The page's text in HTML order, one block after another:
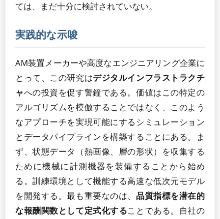
ては、まだ十分に検討されていない。
実践的な示唆
AM装置メーカーや高度なエンジニアリング企業に
とって、この研究はデジタルインフラストラクチ
ャへの投資を促す警鐘である。価値はこの特定の
アルゴリズムを模倣することではなく、このよう
なアプローチを実現可能にするシミュレーション
とデータパイプラインを構築することにある。ま
ず、状態データ（熱画像、層の形状）を収集する
ために機械に計測機器を装備することから始め
る。訓練環境として機能する高速な低次元モデル
を開発する。最も重要なのは、 品質指標を潜在的
な報酬関数として定式化することである。自社の